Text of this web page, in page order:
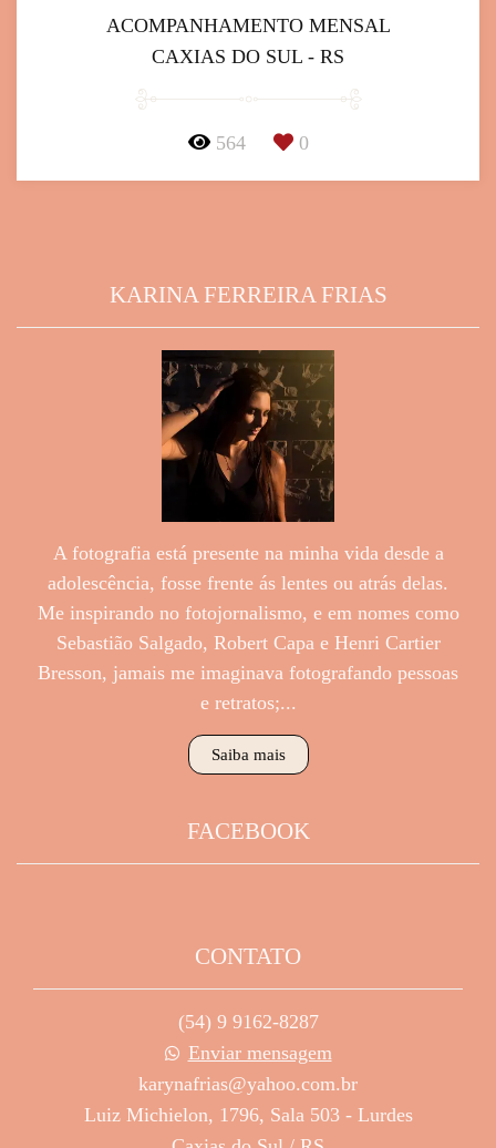
ACOMPANHAMENTO MENSAL
CAXIAS DO SUL - RS
564 0
KARINA FERREIRA FRIAS
A fotografia está presente na minha vida desde a
adolescência, fosse frente ás lentes ou atrás delas.
Me inspirando no fotojornalismo, e em nomes como
Sebastião Salgado, Robert Capa e Henri Cartier
Bresson, jamais me imaginava fotografando pessoas
e retratos;...
Saiba mais
FACEBOOK
CONTATO
(54) 9 9162-8287
Enviar mensagem
karynafrias@yahoo.com.br
Luiz Michielon, 1796, Sala 503 - Lurdes